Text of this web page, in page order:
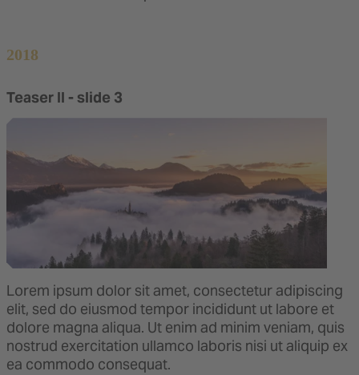
2018
Teaser II - slide 3
Lorem ipsum dolor sit amet, consectetur adipiscing
elit, sed do eiusmod tempor incididunt ut labore et
dolore magna aliqua. Ut enim ad minim veniam, quis
nostrud exercitation ullamco laboris nisi ut aliquip ex
ea commodo consequat.